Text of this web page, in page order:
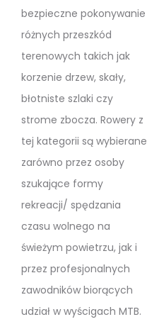
bezpieczne pokonywanie
różnych przeszkód
terenowych takich jak
korzenie drzew, skały,
błotniste szlaki czy
strome zbocza. Rowery z
tej kategorii są wybierane
zarówno przez osoby
szukające formy
rekreacji/ spędzania
czasu wolnego na
świeżym powietrzu, jak i
przez profesjonalnych
zawodników biorących
udział w wyścigach MTB.